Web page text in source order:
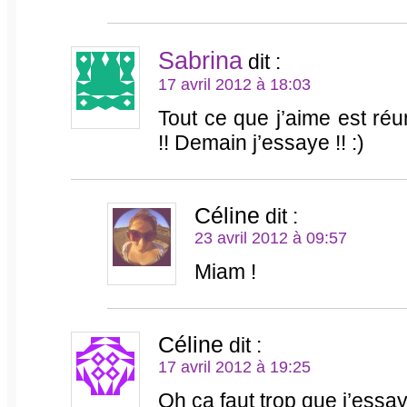
Sabrina dit :
17 avril 2012 à 18:03
Tout ce que j’aime est
!! Demain j’essaye !! :)
Céline dit :
23 avril 2012 à 09:57
Miam !
Céline dit :
17 avril 2012 à 19:25
Oh ça faut trop que